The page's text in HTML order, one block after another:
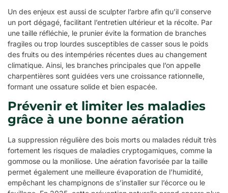
Un des enjeux est aussi de sculpter l’arbre afin qu’il conserve
un port dégagé, facilitant l’entretien ultérieur et la récolte. Par
une taille réfléchie, le prunier évite la formation de branches
fragiles ou trop lourdes susceptibles de casser sous le poids
des fruits ou des intempéries récentes dues au changement
climatique. Ainsi, les branches principales que l’on appelle
charpentières sont guidées vers une croissance rationnelle,
formant une ossature solide et bien espacée.
Prévenir et limiter les maladies
grâce à une bonne aération
La suppression régulière des bois morts ou malades réduit très
fortement les risques de maladies cryptogamiques, comme la
gommose ou la moniliose. Une aération favorisée par la taille
permet également une meilleure évaporation de l’humidité,
empêchant les champignons de s’installer sur l’écorce ou le